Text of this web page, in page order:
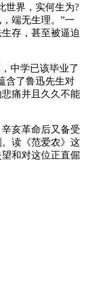
世界，实何生为?
端无生理。”一
存，甚至被逼迫
中学已该毕业了
含了鲁迅先生对
痛并且久久不能
亥革命后又备受
读《范爱农》这
和对这位正直倔